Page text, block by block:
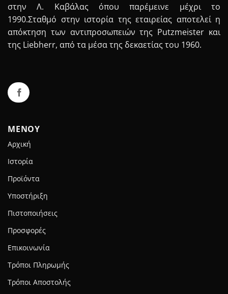
στην Λ. Καβάλας όπου παρέμεινε μέχρι το
1990.Σταθμό στην ιστορία της εταιρείας αποτελεί η
απόκτηση των αντιπροσωπειών της Putzmeister και
της Liebherr, από τα μέσα της δεκαετίας του 1960.
ΜΕΝΟΥ
Αρχική
Ιστορία
Προϊόντα
Υποστήριξη
Πιστοποιήσεις
Προσφορές
Επικοινωνία
Τρόποι Πληρωμής
Τρόποι Αποστολής